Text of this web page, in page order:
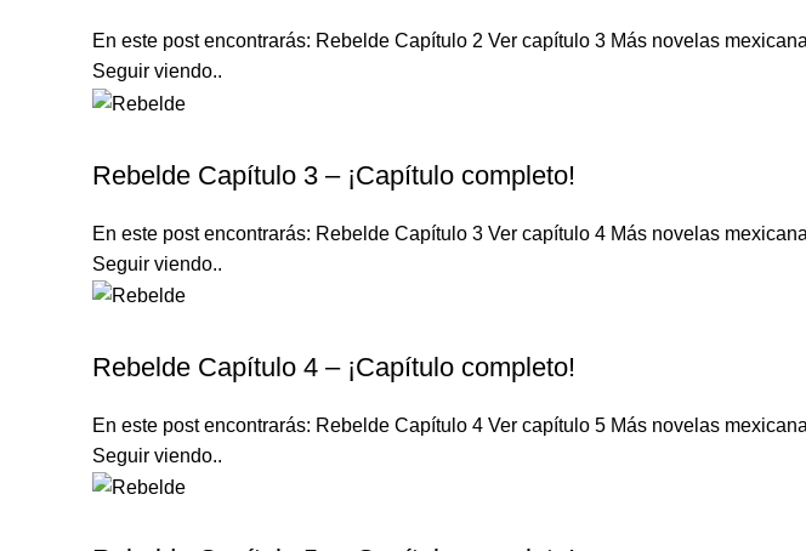
En este post encontrarás: Rebelde Capítulo 2 Ver capítulo 3 Más novelas
Seguir viendo..
Rebelde Capítulo 3 – ¡Capítulo completo!
En este post encontrarás: Rebelde Capítulo 3 Ver capítulo 4 Más novelas
Seguir viendo..
Rebelde Capítulo 4 – ¡Capítulo completo!
En este post encontrarás: Rebelde Capítulo 4 Ver capítulo 5 Más novelas
Seguir viendo..